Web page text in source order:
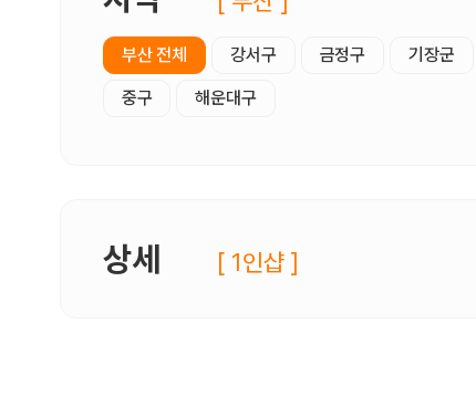
부산 전체 강서구 금정구 기장군
중구 해운대구
상세 [ 1인샵 ]